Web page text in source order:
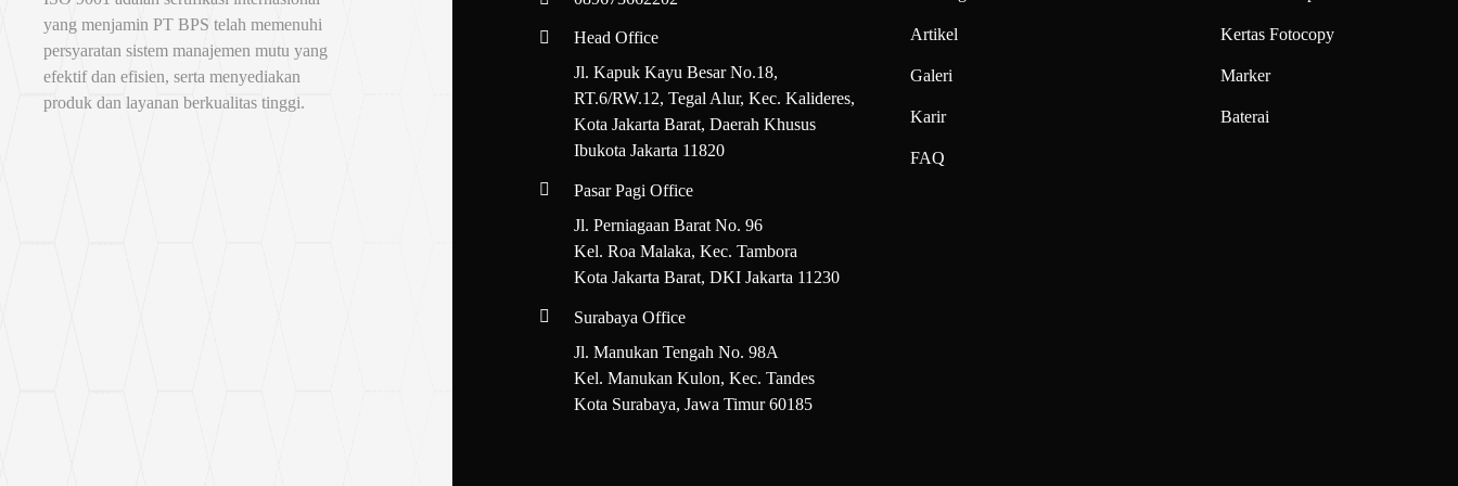
yang menjamin PT BPS telah memenuhi
persyaratan sistem manajemen mutu yang
efektif dan efisien, serta menyediakan
produk dan layanan berkualitas tinggi.
Head Office
Jl. Kapuk Kayu Besar No.18,
RT.6/RW.12, Tegal Alur, Kec. Kalideres,
Kota Jakarta Barat, Daerah Khusus
Ibukota Jakarta 11820
Pasar Pagi Office
Jl. Perniagaan Barat No. 96
Kel. Roa Malaka, Kec. Tambora
Kota Jakarta Barat, DKI Jakarta 11230
Surabaya Office
Jl. Manukan Tengah No. 98A
Kel. Manukan Kulon, Kec. Tandes
Kota Surabaya, Jawa Timur 60185
Artikel
Galeri
Karir
FAQ
Kertas Fotocopy
Marker
Baterai